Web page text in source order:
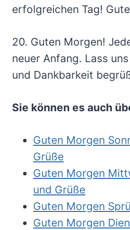
erfolgreichen Tag!
20. Guten Morgen!
neuer Anfang. Lass
und Dankbarkeit
Sie können es auch
Guten Morgen
Grüße
Guten Morgen
und Grüße
Guten Morgen
Guten Morgen